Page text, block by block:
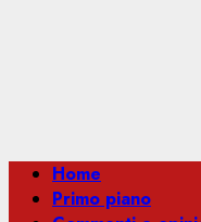
Menu
principale
Home
Primo piano